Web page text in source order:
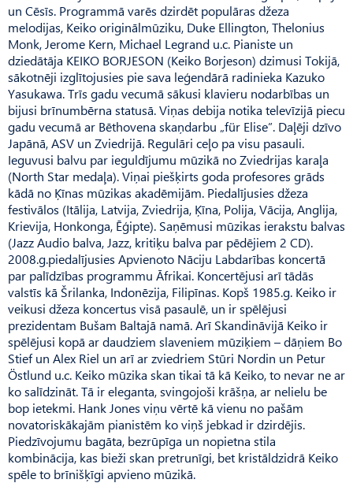
un Cēsīs. Programmā varēs dzirdēt populāras džeza
melodijas, Keiko originālmūziku, Duke Ellington, Thelonius
Monk, Jerome Kern, Michael Legrand u.c. Pianiste un
dziedātāja KEIKO BORJESON (Keiko Borjeson) dzimusi Tokijā,
sākotnēji izglītojusies pie sava leģendārā radinieka Kazuko
Yasukawa. Trīs gadu vecumā sākusi klavieru nodarbības un
bijusi brīnumbērna statusā. Viņas debija notika televīzijā piecu
gadu vecumā ar Bēthovena skaņdarbu „für Elise”. Daļēji dzīvo
Japānā, ASV un Zviedrijā. Regulāri ceļo pa visu pasauli.
Ieguvusi balvu par ieguldījumu mūzikā no Zviedrijas karaļa
(North Star medaļa). Viņai piešķirts goda profesores grāds
kādā no Ķīnas mūzikas akadēmijām. Piedalījusies džeza
festivālos (Itālija, Latvija, Zviedrija, Ķīna, Polija, Vācija, Anglija,
Krievija, Honkonga, Ēģipte). Saņēmusi mūzikas ierakstu balvas
(Jazz Audio balva, Jazz, kritiķu balva par pēdējiem 2 CD).
2008.g.piedalījusies Apvienoto Nāciju Labdarības koncertā
par palīdzības programmu Āfrikai. Koncertējusi arī tādās
valstīs kā Šrilanka, Indonēzija, Filipīnas. Kopš 1985.g. Keiko ir
veikusi džeza koncertus visā pasaulē, un ir spēlējusi
prezidentam Bušam Baltajā namā. Arī Skandināvijā Keiko ir
spēlējusi kopā ar daudziem slaveniem mūziķiem – dāņiem Bo
Stief un Alex Riel un arī ar zviedriem Stūri Nordin un Petur
Östlund u.c. Keiko mūzika skan tikai tā kā Keiko, to nevar ne ar
ko salīdzināt. Tā ir eleganta, svingojoši krāšņa, ar nelielu be
bop ietekmi. Hank Jones viņu vērtē kā vienu no pašām
novatoriskākajām pianistēm ko viņš jebkad ir dzirdējis.
Piedzīvojumu bagāta, bezrūpīga un nopietna stila
kombinācija, kas bieži skan pretrunīgi, bet kristāldzidrā Keiko
spēle to brīnišķīgi apvieno mūzikā.